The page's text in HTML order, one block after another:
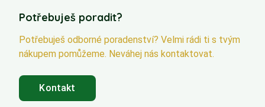
Potřebuješ poradit?
Potřebuješ odborné poradenství? Velmi rádi ti s tvým
nákupem pomůžeme. Neváhej nás kontaktovat.
Kontakt